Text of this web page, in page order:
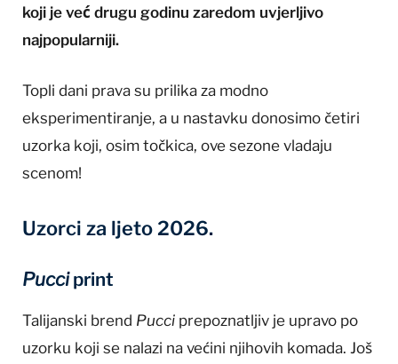
koji je već drugu godinu zaredom uvjerljivo
najpopularniji.
Topli dani prava su prilika za modno
eksperimentiranje, a u nastavku donosimo četiri
uzorka koji, osim točkica, ove sezone vladaju
scenom!
Uzorci za ljeto 2026.
Pucciprint
Talijanski brend Pucci prepoznatljiv je upravo po
uzorku koji se nalazi na većini njihovih komada. Još